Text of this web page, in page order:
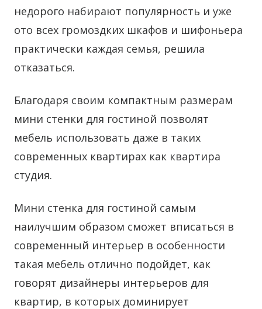
недорого набирают популярность и уже
ото всех громоздких шкафов и шифоньера
практически каждая семья, решила
отказаться.
Благодаря своим компактным размерам
мини стенки для гостиной позволят
мебель использовать даже в таких
современных квартирах как квартира
студия.
Мини стенка для гостиной самым
наилучшим образом сможет вписаться в
современный интерьер в особенности
такая мебель отлично подойдет, как
говорят дизайнеры интерьеров для
квартир, в которых доминирует